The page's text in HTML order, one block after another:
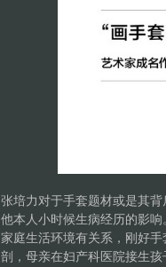
张培力对于手套题材或是其
他本人小时候生病经历的影
家庭生活环境有关系，刚好
剖，母亲在妇产科医院接生